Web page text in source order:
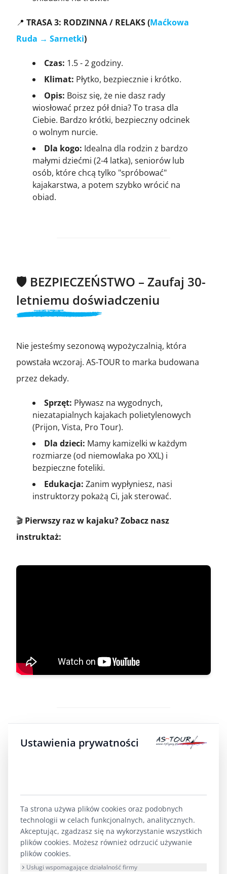
📍 TRASA 3: RODZINNA / RELAKS (Maćkowa
Ruda → Sarnetki)
Czas: 1.5 - 2 godziny.
Klimat: Płytko, bezpiecznie i krótko.
Opis: Boisz się, że nie dasz rady
wiosłować przez pół dnia? To trasa dla
Ciebie. Bardzo krótki, bezpieczny odcinek
o wolnym nurcie.
Dla kogo: Idealna dla rodzin z bardzo
małymi dziećmi (2-4 latka), seniorów lub
osób, które chcą tylko "spróbować"
kajakarstwa, a potem szybko wrócić na
obiad.
🛡️ BEZPIECZEŃSTWO – Zaufaj 30-
letniemu doświadczeniu
Nie jesteśmy sezonową wypożyczalnią, która
powstała wczoraj. AS-TOUR to marka budowana
przez dekady.
Sprzęt: Pływasz na wygodnych,
niezatapialnych kajakach polietylenowych
(Prijon, Vista, Pro Tour).
Dla dzieci: Mamy kamizelki w każdym
rozmiarze (od niemowlaka po XXL) i
bezpieczne foteliki.
Edukacja: Zanim wypłyniesz, nasi
instruktorzy pokażą Ci, jak sterować.
🎬 Pierwszy raz w kajaku? Zobacz nasz
instruktaż:
PYTANIA, KTÓRE ZADAJESZ SOBIE
Czy auto na parkingu jest bezpieczne? Tak. Nasz
parking w Maćkowej Rudzie jest ogrodzony i
monitorowany. Możesz spokojnie zostawić
samochód na cały dzień – usługa ta jest dla
Ustawienia prywatności
Ta strona używa plików cookies oraz podobnych
technologii w celach funkcjonalnych, analitycznych.
Akceptując, zgadzasz się na wykorzystanie wszystkich
plików cookies. Możesz również odrzucić używanie
plików cookies.
Usługi wspomagające działalność firmy